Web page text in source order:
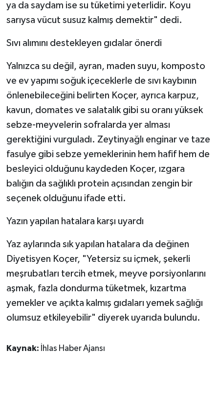
ya da saydam ise su tüketimi yeterlidir. Koyu
sarıysa vücut susuz kalmış demektir" dedi.
Sıvı alımını destekleyen gıdalar önerdi
Yalnızca su değil, ayran, maden suyu, komposto
ve ev yapımı soğuk içeceklerle de sıvı kaybının
önlenebileceğini belirten Koçer, ayrıca karpuz,
kavun, domates ve salatalık gibi su oranı yüksek
sebze-meyvelerin sofralarda yer alması
gerektiğini vurguladı. Zeytinyağlı enginar ve taze
fasulye gibi sebze yemeklerinin hem hafif hem de
besleyici olduğunu kaydeden Koçer, ızgara
balığın da sağlıklı protein açısından zengin bir
seçenek olduğunu ifade etti.
Yazın yapılan hatalara karşı uyardı
Yaz aylarında sık yapılan hatalara da değinen
Diyetisyen Koçer, "Yetersiz su içmek, şekerli
meşrubatları tercih etmek, meyve porsiyonlarını
aşmak, fazla dondurma tüketmek, kızartma
yemekler ve açıkta kalmış gıdaları yemek sağlığı
olumsuz etkileyebilir" diyerek uyarıda bulundu.
Kaynak: İhlas Haber Ajansı